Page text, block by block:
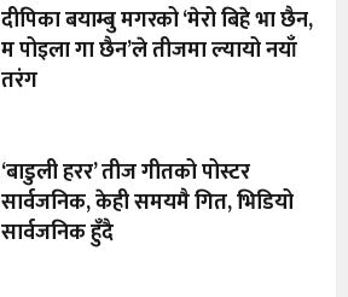
दीपिका बयाम्बु मगरको ‘मेरो बिहे भा छैन,
म पोइला गा छैन’ले तीजमा ल्यायो नयाँ
तरंग
‘बाडुली हरर’ तीज गीतको पोस्टर
सार्वजनिक, केही समयमै गित, भिडियो
सार्वजनिक हुँदै